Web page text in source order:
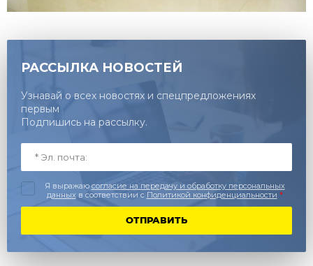
РАССЫЛКА НОВОСТЕЙ
Узнавай о всех новостях и спецпредложениях
первым
Подпишись на рассылку.
Я выражаю согласие на передачу и обработку персональных
данныхв соответствии с Политикой конфиденциальности *
ОТПРАВИТЬ